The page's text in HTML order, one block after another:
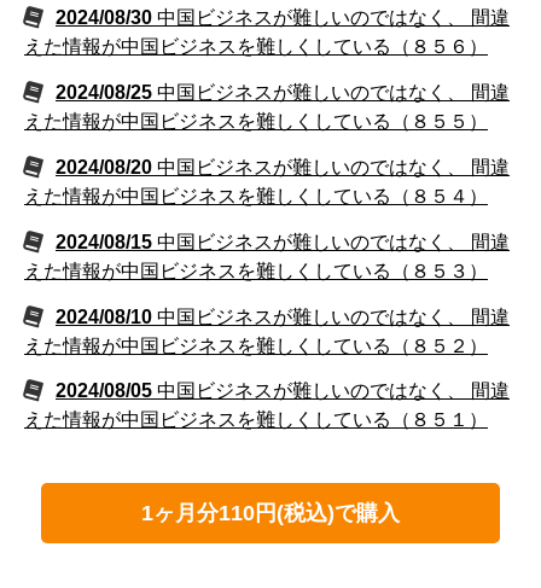
2024/08/30 中国ビジネスが難しいのではなく、 間違
えた情報が中国ビジネスを難しくしている（８５６）
2024/08/25 中国ビジネスが難しいのではなく、 間違
えた情報が中国ビジネスを難しくしている（８５５）
2024/08/20 中国ビジネスが難しいのではなく、 間違
えた情報が中国ビジネスを難しくしている（８５４）
2024/08/15 中国ビジネスが難しいのではなく、 間違
えた情報が中国ビジネスを難しくしている（８５３）
2024/08/10 中国ビジネスが難しいのではなく、 間違
えた情報が中国ビジネスを難しくしている（８５２）
2024/08/05 中国ビジネスが難しいのではなく、 間違
えた情報が中国ビジネスを難しくしている（８５１）
1ヶ月分110円(税込)で購入